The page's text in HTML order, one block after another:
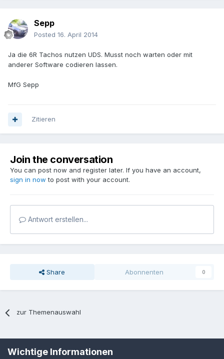
Sepp
Posted 16. April 2014
Ja die 6R Tachos nutzen UDS. Musst noch warten oder mit
anderer Software codieren lassen.
MfG Sepp
Zitieren
Join the conversation
You can post now and register later. If you have an account,
sign in now to post with your account.
Antwort erstellen...
Share Abonnenten 0
zur Themenauswahl
MPP-Engineering
Wichtige Informationen